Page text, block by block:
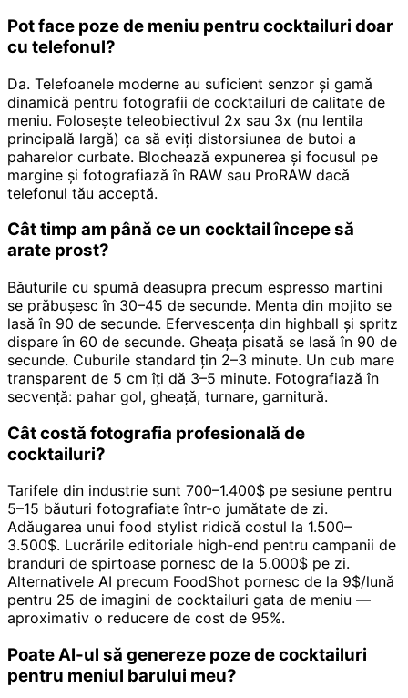
Pot face poze de meniu pentru cocktailuri doar
cu telefonul?
Da. Telefoanele moderne au suficient senzor și gamă
dinamică pentru fotografii de cocktailuri de calitate de
meniu. Folosește teleobiectivul 2x sau 3x (nu lentila
principală largă) ca să eviți distorsiunea de butoi a
paharelor curbate. Blochează expunerea și focusul pe
margine și fotografiază în RAW sau ProRAW dacă
telefonul tău acceptă.
Cât timp am până ce un cocktail începe să
arate prost?
Băuturile cu spumă deasupra precum espresso martini
se prăbușesc în 30–45 de secunde. Menta din mojito se
lasă în 90 de secunde. Efervescența din highball și spritz
dispare în 60 de secunde. Gheața pisată se lasă în 90 de
secunde. Cuburile standard țin 2–3 minute. Un cub mare
transparent de 5 cm îți dă 3–5 minute. Fotografiază în
secvență: pahar gol, gheață, turnare, garnitură.
Cât costă fotografia profesională de
cocktailuri?
Tarifele din industrie sunt 700–1.400$ pe sesiune pentru
5–15 băuturi fotografiate într-o jumătate de zi.
Adăugarea unui food stylist ridică costul la 1.500–
3.500$. Lucrările editoriale high-end pentru campanii de
branduri de spirtoase pornesc de la 5.000$ pe zi.
Alternativele AI precum FoodShot pornesc de la 9$/lună
pentru 25 de imagini de cocktailuri gata de meniu —
aproximativ o reducere de cost de 95%.
Poate AI-ul să genereze poze de cocktailuri
pentru meniul barului meu?